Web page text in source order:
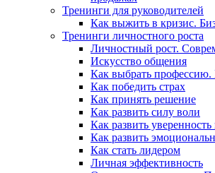
Тренинги для руководителей
Как выжить в кризис.
Тренинги личностного роста
Личностный рост.
Искусство общения
Как выбрать профессию.
Как победить страх
Как принять решение
Как развить силу воли
Как развить уверенность
Как развить
Как стать лидером
Личная эффективность